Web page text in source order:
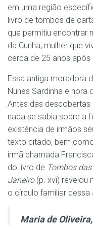
em uma região
livro de tombos de
que permitiu encontrar
da Cunha, mulher que
cerca de 25 anos após
Essa antiga moradora
Nunes Sardinha e nora
Antes das descobertas
nada se sabia sobre a
existência de irmãos
texto citado, bem
irmã chamada
do livro de Tombos
Janeiro(p. xvi) revelou
o círculo familiar dessa
Maria de